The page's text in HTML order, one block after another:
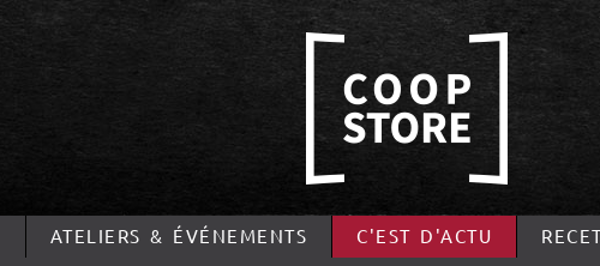
ATELIERS & ÉVÉNEMENTS C'EST D'ACTU